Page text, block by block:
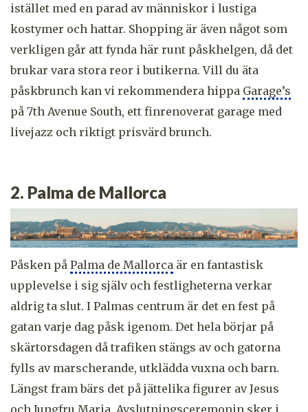
istället med en parad av människor i lustiga
kostymer och hattar. Shopping är även något som
verkligen går att fynda här runt påskhelgen, då det
brukar vara stora reor i butikerna. Vill du äta
påskbrunch kan vi rekommendera hippa Garage’s
på 7th Avenue South, ett finrenoverat garage med
livejazz och riktigt prisvärd brunch.
2. Palma de Mallorca
Påsken på Palma de Mallorca är en fantastisk
upplevelse i sig själv och festligheterna verkar
aldrig ta slut. I Palmas centrum är det en fest på
gatan varje dag påsk igenom. Det hela börjar på
skärtorsdagen då trafiken stängs av och gatorna
fylls av marscherande, utklädda vuxna och barn.
Längst fram bärs det på jättelika figurer av Jesus